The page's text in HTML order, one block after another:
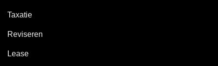
Taxatie
Reviseren
Lease